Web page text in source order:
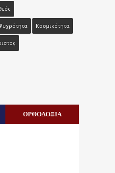
Κοσμικότητα
ΟΡΘΟΔΟΞΙΑ